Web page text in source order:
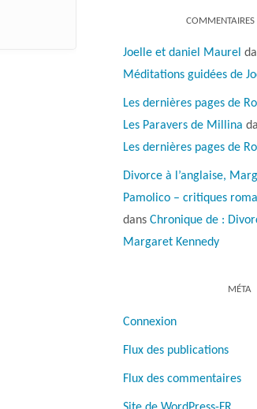
COMMENTAIRES
Joelle et daniel Maurel
Méditations guidées de
Les dernières pages de
Les Paravers de Millina
Les dernières pages de
Divorce à l’anglaise,
Pamolico – critiques
dans Chronique de :
Margaret Kennedy
MÉTA
Connexion
Flux des publications
Flux des commentaires